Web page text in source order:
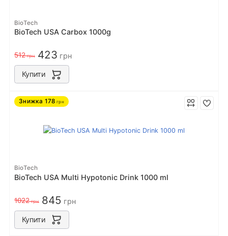
BioTech
BioTech USA Carbox 1000g
512грн 423 грн
Купити
Знижка 178 грн
BioTech
BioTech USA Multi Hypotonic Drink 1000 ml
1022грн 845 грн
Купити